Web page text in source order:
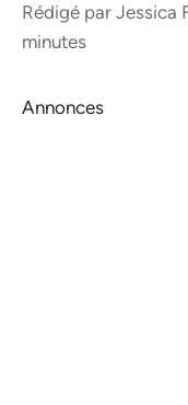
Rédigé par Jessica
minutes
Annonces